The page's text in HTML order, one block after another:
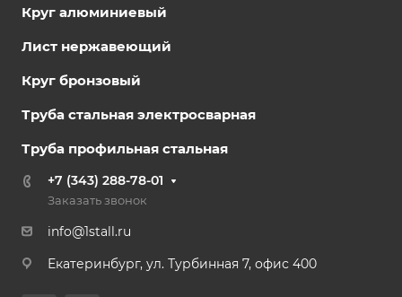
Круг алюминиевый
Лист нержавеющий
Круг бронзовый
Труба стальная электросварная
Труба профильная стальная
+7 (343) 288-78-01
Заказать звонок
info@1stall.ru
Екатеринбург, ул. Турбинная 7, офис 400